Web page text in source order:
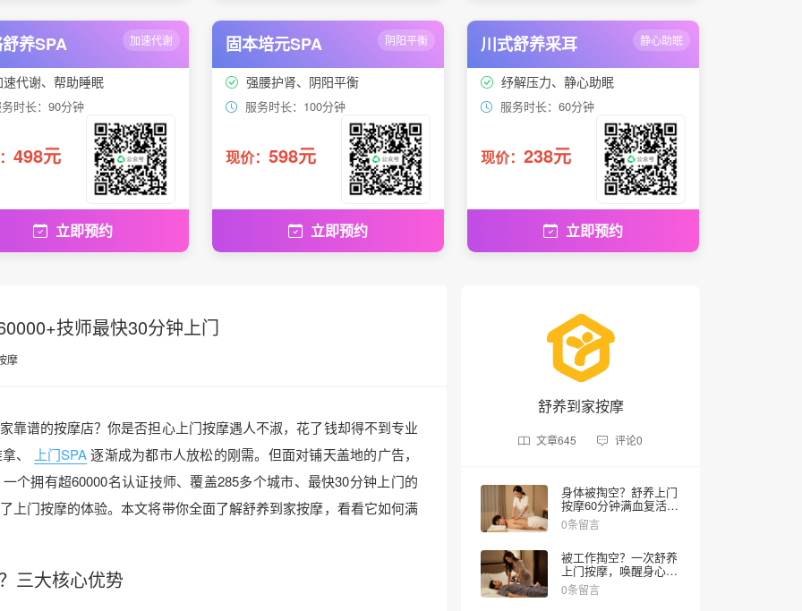
养SPA 加速代谢
代谢、帮助睡眠
时长：90分钟
498元
立即预约
固本培元SPA 阴阳平衡
强腰护肾、阴阳平衡
服务时长：100分钟
现价： 598元
立即预约
川式舒养采耳 静心助眠
纾解压力、静心助眠
服务时长：60分钟
现价： 238元
立即预约
技师最快30分钟上门
摩
靠谱的按摩店？你是否担心上门按摩遇人不淑，花了钱却得不到专业
、
上门SPA逐渐成为都市人放松的刚需。但面对铺天盖地的广告，
个拥有超60000名认证技师、覆盖285多个城市、最快30分钟上门的
上门按摩的体验。本文将带你全面了解舒养到家按摩，看看它如何满
三大核心优势
舒养到家按摩
文章645 评论0
身体被掏空？舒养上门
按摩60分钟满血复活，
全国60000技师随叫随
到
0条留言
被工作掏空？一次舒养
上门按摩，唤醒身心释
放的快乐体验
0条留言